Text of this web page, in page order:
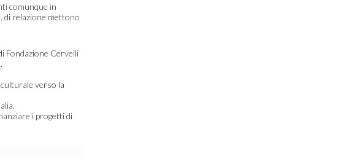
comunque in
di relazione mettono
Fondazione Cervelli
verso la
i progetti di